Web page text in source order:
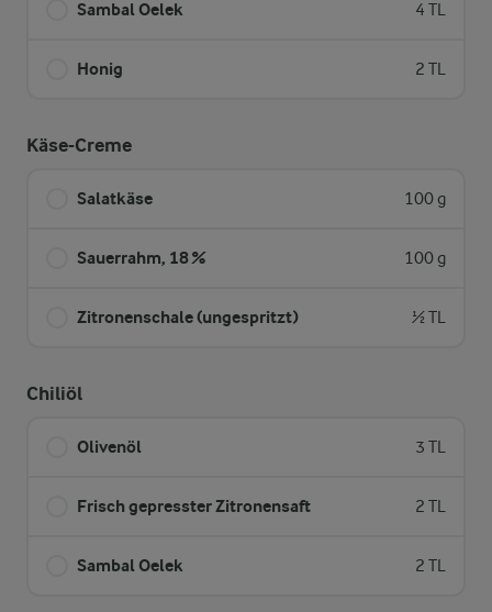
Sambal Oelek 4 TL
Honig 2 TL
Käse-Creme
Salatkäse 100 g
Sauerrahm, 18 % 100 g
Zitronenschale (ungespritzt) ½ TL
Chiliöl
Olivenöl 3 TL
Frisch gepresster Zitronensaft 2 TL
Sambal Oelek 2 TL